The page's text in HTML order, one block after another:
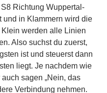
Richtung Wuppertal-
und in Klammern wird die
werden alle Linien
Also suchst du zuerst,
ist und steuerst dann
liegt. Je nachdem wie
sagen „Nein, das
Verbindung nehmen.